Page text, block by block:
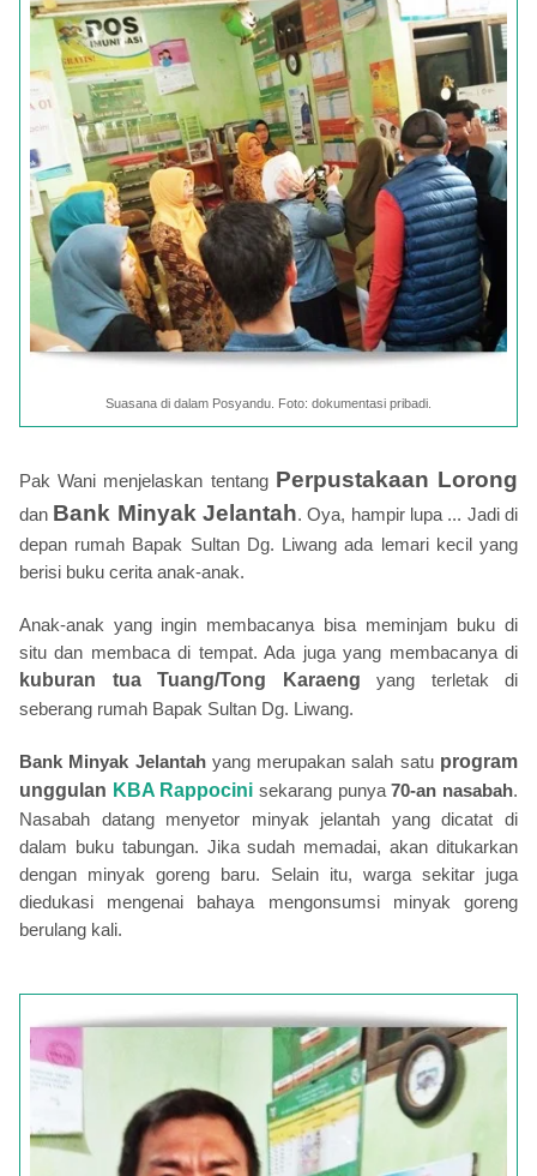
Suasana di dalam Posyandu. Foto: dokumentasi pribadi.
Pak Wani menjelaskan tentang Perpustakaan Lorong
dan Bank Minyak Jelantah. Oya, hampir lupa ... Jadi di
depan rumah Bapak Sultan Dg. Liwang ada lemari kecil yang
berisi buku cerita anak-anak.
Anak-anak yang ingin membacanya bisa meminjam buku di
situ dan membaca di tempat. Ada juga yang membacanya di
kuburan tua Tuang/Tong Karaeng
yang terletak di
seberang rumah Bapak Sultan Dg. Liwang.
Bank Minyak Jelantahyang merupakan salah satu program
unggulan KBA Rappocini sekarang punya70-an nasabah.
Nasabah datang menyetor minyak jelantah yang dicatat di
dalam buku tabungan. Jika sudah memadai, akan ditukarkan
dengan minyak goreng baru. Selain itu, warga sekitar juga
diedukasi mengenai bahaya mengonsumsi minyak goreng
berulang kali.